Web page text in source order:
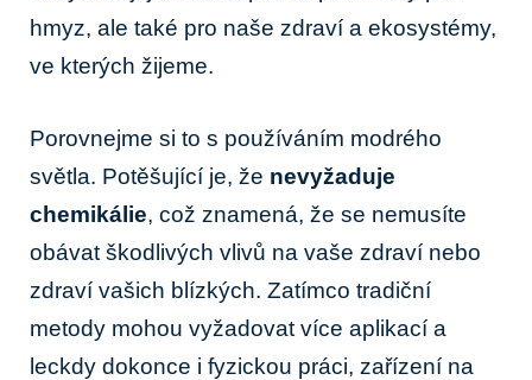
hmyz, ale také pro naše zdraví a ekosystémy,
ve kterých žijeme.
Porovnejme si to s používáním modrého
světla. Potěšující je, že nevyžaduje
chemikálie, což znamená, že se nemusíte
obávat škodlivých vlivů na vaše zdraví nebo
zdraví vašich blízkých. Zatímco tradiční
metody mohou vyžadovat více aplikací a
leckdy dokonce i fyzickou práci, zařízení na